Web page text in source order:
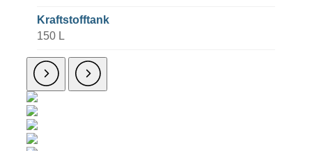
Kraftstofftank
150 L